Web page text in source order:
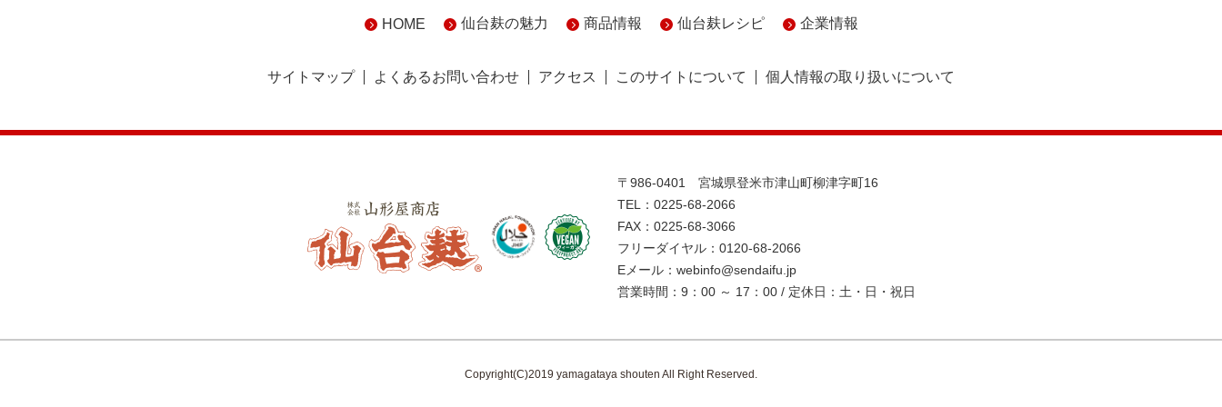
HOME 仙台麸の魅力 商品情報 仙台麸レシピ 企業情報
サイトマップ よくあるお問い合わせ アクセス このサイトについて 個人情報の取り扱いについて
〒986-0401 宮城県登米市津山町柳津字町16
TEL：0225-68-2066
FAX：0225-68-3066
フリーダイヤル：0120-68-2066
Eメール：webinfo@sendaifu.jp
営業時間：9：00 ～ 17：00 / 定休日：土・日・祝日
Copyright(C)2019 yamagataya shouten All Right Reserved.